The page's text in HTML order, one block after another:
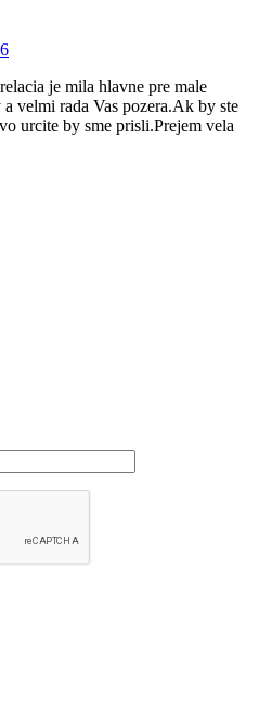
je mila hlavne pre male
velmi rada Vas pozera.Ak by ste
urcite by sme prisli.Prejem vela